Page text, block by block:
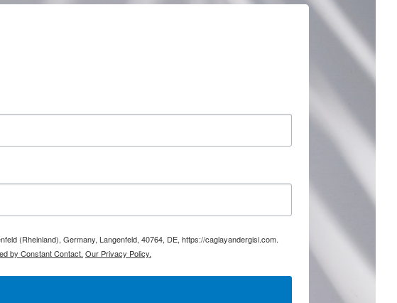
(Rheinland), Germany, Langenfeld, 40764, DE, https://caglayandergisi.com.
by Constant Contact. Our Privacy Policy.